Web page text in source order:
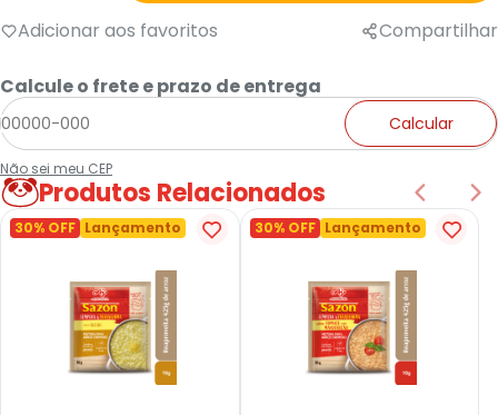
Adicionar aos favoritos Compartilhar
Calcule o frete e prazo de entrega
Calcular
Não sei meu CEP
Produtos Relacionados
30% OFF Lançamento 30% OFF Lançamento